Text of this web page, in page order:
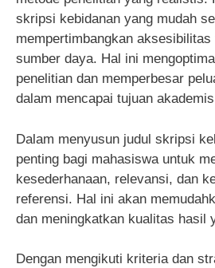
skripsi kebidanan yang mudah
mempertimbangkan aksesibilitas
sumber daya. Hal ini
penelitian dan memperbesar
dalam mencapai tujuan
Dalam menyusun judul skripsi
penting bagi mahasiswa untuk
kesederhanaan, relevansi, dan
referensi. Hal ini akan
dan meningkatkan kualitas hasil
Dengan mengikuti kriteria dan